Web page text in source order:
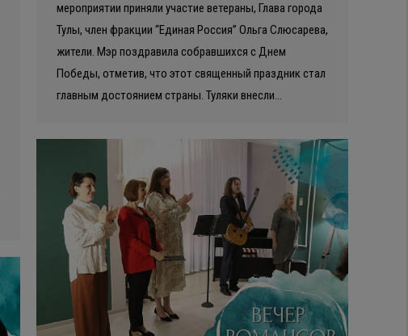
мероприятии приняли участие ветераны, Глава города
Тулы, член фракции “Единая Россия” Ольга Слюсарева,
жители. Мэр поздравила собравшихся с Днем
Победы, отметив, что этот священный праздник стал
главным достоянием страны. Туляки внесли…